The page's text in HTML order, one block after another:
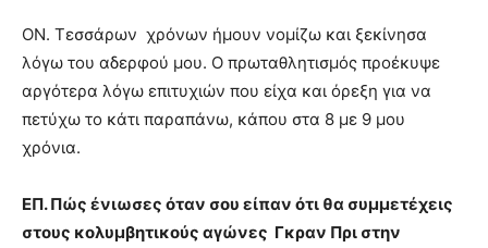
ΟΝ. Τεσσάρων χρόνων ήμουν νομίζω και ξεκίνησα
λόγω του αδερφού μου. Ο πρωταθλητισμός προέκυψε
αργότερα λόγω επιτυχιών που είχα και όρεξη για να
πετύχω το κάτι παραπάνω, κάπου στα 8 με 9 μου
χρόνια.
ΕΠ. Πώς ένιωσες όταν σου είπαν ότι θα συμμετέχεις
στους κολυμβητικούς αγώνες Γκραν Πρι στην